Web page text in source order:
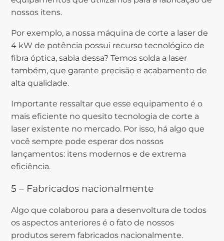
nossos itens.
Por exemplo, a nossa máquina de corte a laser de
4 kW de potência possui recurso tecnológico de
fibra óptica, sabia dessa? Temos solda a laser
também, que garante precisão e acabamento de
alta qualidade.
Importante ressaltar que esse equipamento é o
mais eficiente no quesito tecnologia de corte a
laser existente no mercado. Por isso, há algo que
você sempre pode esperar dos nossos
lançamentos: itens modernos e de extrema
eficiência.
5 – Fabricados nacionalmente
Algo que colaborou para a desenvoltura de todos
os aspectos anteriores é o fato de nossos
produtos serem fabricados nacionalmente.